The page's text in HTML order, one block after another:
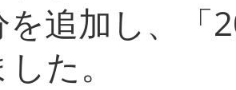
を追加し、「
まし